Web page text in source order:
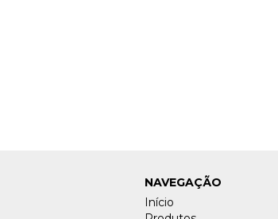
NAVEGAÇÃO
Início